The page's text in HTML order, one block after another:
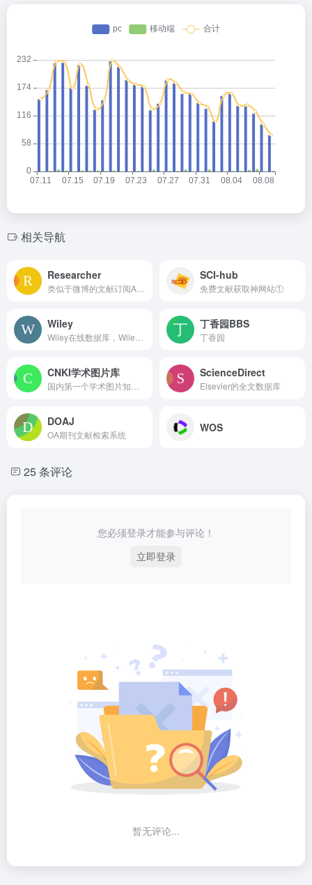
相关导航
Researcher SCI-hub
免费文献获取神网站①
Wiley 丁香园BBS
丁香园
CNKI学术图片库 ScienceDirect
Elsevier的全文数据库
DOAJ
OA期刊文献检索系统
WOS
25 条评论
您必须登录才能参与评论！
立即登录
暂无评论...